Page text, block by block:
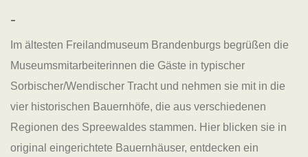
-
Im ältesten Freilandmuseum Brandenburgs begrüßen die
Museumsmitarbeiterinnen die Gäste in typischer
Sorbischer/Wendischer Tracht und nehmen sie mit in die
vier historischen Bauernhöfe, die aus verschiedenen
Regionen des Spreewaldes stammen. Hier blicken sie in
original eingerichtete Bauernhäuser, entdecken ein